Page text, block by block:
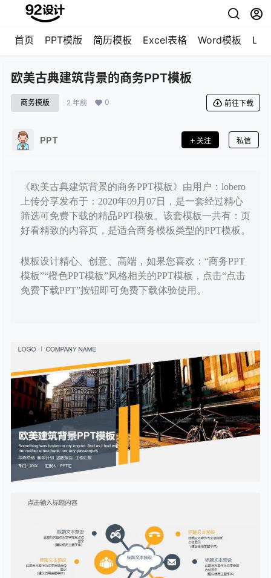
首页 PPT模版 简历模板 Excel表格 Word模板
欧美古典建筑背景的商务PPT模板
商务模版 2 年前 0 前往下载
PPT 关注 私信
《欧美古典建筑背景的商务PPT模板》由用户：lobero
上传分享发布于：2020年09月07日，是一套经过精心
筛选可免费下载的精品PPT模板。该套模板一共有：页
好看精致的内容页，是适合商务模板类型的PPT模板。
模板设计精心、创意、高端，如果您喜欢：“商务PPT
模板”“橙色PPT模板”风格相关的PPT模板，点击“点击
免费下载PPT”按钮即可免费下载体验使用。